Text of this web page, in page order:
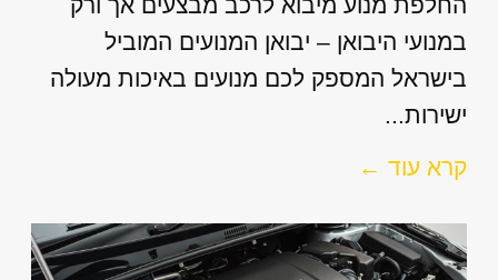
במנועי היבואן – יבואן המנועים המוביל
בישראל המספק לכם מנועים באיכות מעולה
ישירות...
קרא עוד ←